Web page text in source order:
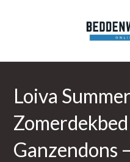
Loiva
Ganzendons